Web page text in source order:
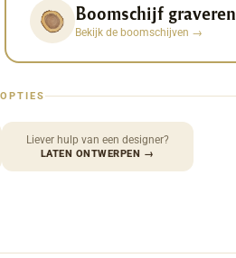
Boomschijf graveren
Bekijk de boomschijven →
Liever hulp van een designer?
LATEN ONTWERPEN →